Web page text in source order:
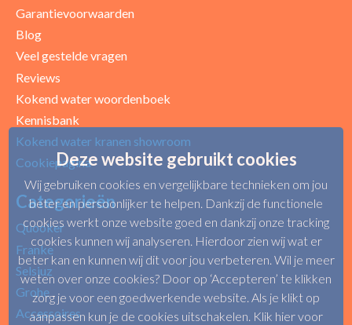
Garantievoorwaarden
Blog
Veel gestelde vragen
Reviews
Kokend water woordenboek
Kennisbank
Kokend water kranen showroom
Cookiepagina
Categorieën
Quooker
Franke
Selsiuz
Grohe
Accessoires
Deze website gebruikt cookies
Wij gebruiken cookies en vergelijkbare technieken om jou
beter en persoonlijker te helpen. Dankzij de functionele
cookies werkt onze website goed en dankzij onze tracking
cookies kunnen wij analyseren. Hierdoor zien wij wat er
beter kan en kunnen wij dit voor jou verbeteren. Wil je meer
weten over onze cookies? Door op ‘Accepteren’ te klikken
zorg je voor een goedwerkende website. Als je klikt op
aanpassen kun je de cookies uitschakelen. Klik hier voor